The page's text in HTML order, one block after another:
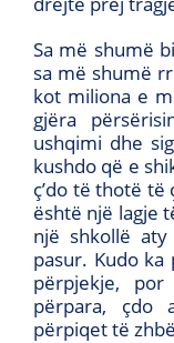
Sa më shumë
sa më shumë
kot miliona e
gjëra
ushqimi dhe
kushdo që e
ç’do të thotë
është një lagje
një shkollë
pasur. Kudo
përpjekje,
përpara, çdo
përpiqet të